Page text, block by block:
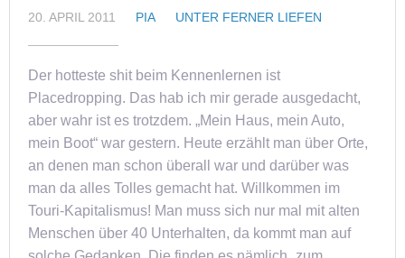
20. APRIL 2011 PIA UNTER FERNER LIEFEN
Der hotteste shit beim Kennenlernen ist
Placedropping. Das hab ich mir gerade ausgedacht,
aber wahr ist es trotzdem. „Mein Haus, mein Auto,
mein Boot“ war gestern. Heute erzählt man über Orte,
an denen man schon überall war und darüber was
man da alles Tolles gemacht hat. Willkommen im
Touri-Kapitalismus! Man muss sich nur mal mit alten
Menschen über 40 Unterhalten, da kommt man auf